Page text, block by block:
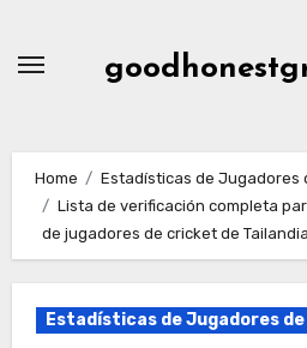
Home
Estadísticas de Jugadores
Lista de verificación completa
de jugadores de cricket de Tailandia
Estadísticas de Jugadores